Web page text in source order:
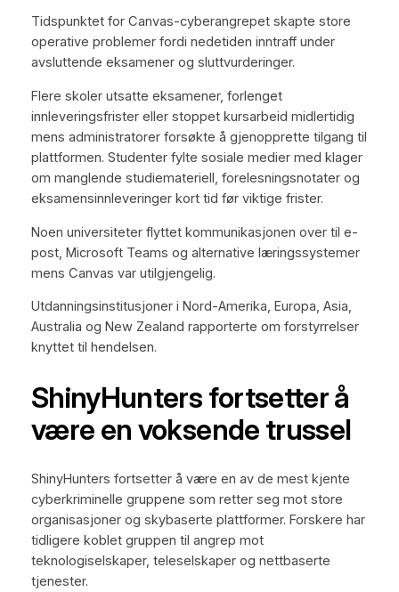
Tidspunktet for Canvas-cyberangrepet skapte store
operative problemer fordi nedetiden inntraff under
avsluttende eksamener og sluttvurderinger.
Flere skoler utsatte eksamener, forlenget
innleveringsfrister eller stoppet kursarbeid midlertidig
mens administratorer forsøkte å gjenopprette tilgang til
plattformen. Studenter fylte sosiale medier med klager
om manglende studiemateriell, forelesningsnotater og
eksamensinnleveringer kort tid før viktige frister.
Noen universiteter flyttet kommunikasjonen over til e-
post, Microsoft Teams og alternative læringssystemer
mens Canvas var utilgjengelig.
Utdanningsinstitusjoner i Nord-Amerika, Europa, Asia,
Australia og New Zealand rapporterte om forstyrrelser
knyttet til hendelsen.
ShinyHunters fortsetter å
være en voksende trussel
ShinyHunters fortsetter å være en av de mest kjente
cyberkriminelle gruppene som retter seg mot store
organisasjoner og skybaserte plattformer. Forskere har
tidligere koblet gruppen til angrep mot
teknologiselskaper, teleselskaper og nettbaserte
tjenester.